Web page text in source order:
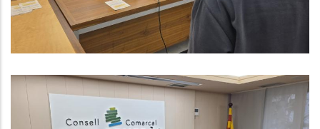
P. econòmica
Els Mossos D'Esquadra Posen En